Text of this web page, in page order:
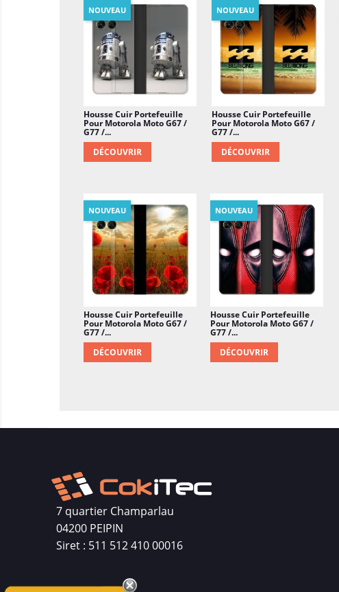
Housse Cuir Portefeuille
Pour Motorola Moto G67 /
G77 /...
DÉCOUVRIR
NOUVEAU
Housse Cuir Portefeuille
Pour Motorola Moto G67 /
G77 /...
DÉCOUVRIR
NOUVEAU
Housse Cuir Portefeuille
Pour Motorola Moto G67 /
G77 /...
DÉCOUVRIR
NOUVEAU
Housse Cuir Portefeuille
Pour Motorola Moto G67 /
G77 /...
DÉCOUVRIR
NOUVEAU
7 quartier Champarlau
04200 PEIPIN
Siret : 511 512 410 00016